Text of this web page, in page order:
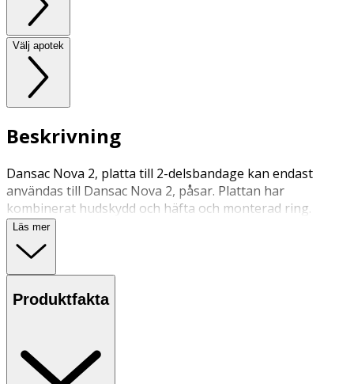
Välj apotek
Beskrivning
Dansac Nova 2, platta till 2-delsbandage kan endast
användas till Dansac Nova 2, påsar. Plattan har
kombinerat hudskydd och häfta och monterad ring.
Läs mer
Produktfakta